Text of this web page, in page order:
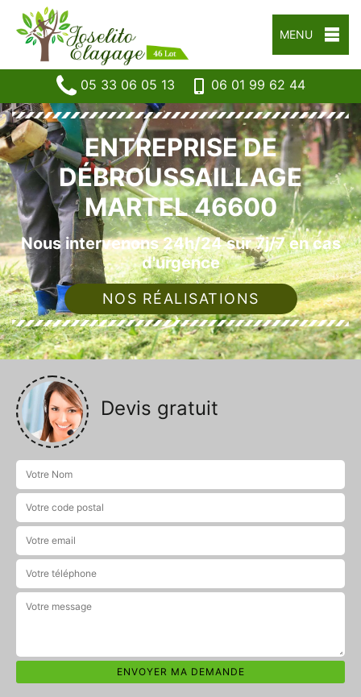
MENU
05 33 06 05 13 06 01 99 62 44
ENTREPRISE DE
DÉBROUSSAILLAGE
MARTEL 46600
Nous intervenons 24h/24 sur 7j/7 en cas
d'urgence
NOS RÉALISATIONS
Devis gratuit